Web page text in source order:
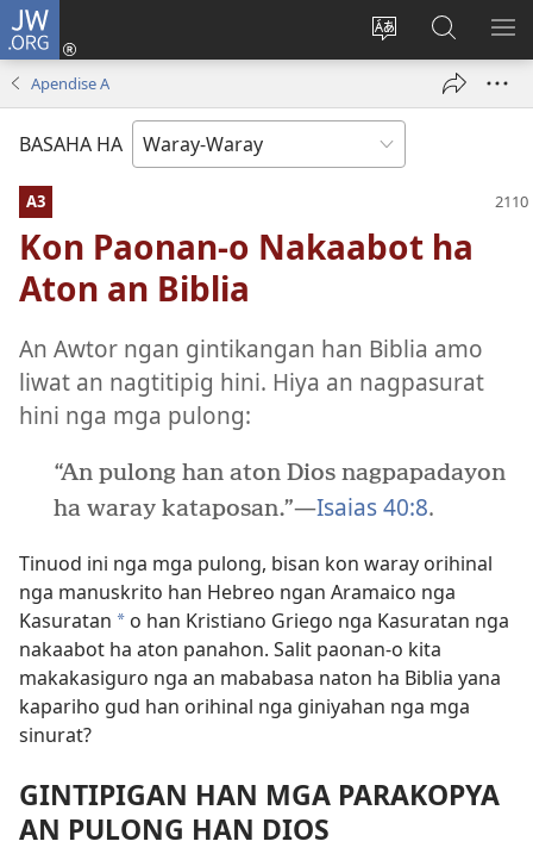
JW.ORG
Balyui
yinaknan
an
site
Pag-
log
new
Pamiling
ha
JW.ORG
Apendise A
BASAHA HA
A3
Kon Paonan-o Nakaabot ha
Aton an Biblia
An Awtor ngan gintikangan han Biblia amo
liwat an nagtitipig hini. Hiya an nagpasurat
hini nga mga pulong:
“An pulong han aton Dios nagpapadayon
ha waray kataposan.”—Isaias 40:8.
Tinuod ini nga mga pulong, bisan kon waray orihinal
nga manuskrito han Hebreo ngan Aramaico nga
Kasuratan a o han Kristiano Griego nga Kasuratan nga
nakaabot ha aton panahon. Salit paonan-o kita
makakasiguro nga an mababasa naton ha Biblia yana
kapariho gud han orihinal nga giniyahan nga mga
sinurat?
GINTIPIGAN HAN MGA PARAKOPYA
AN PULONG HAN DIOS